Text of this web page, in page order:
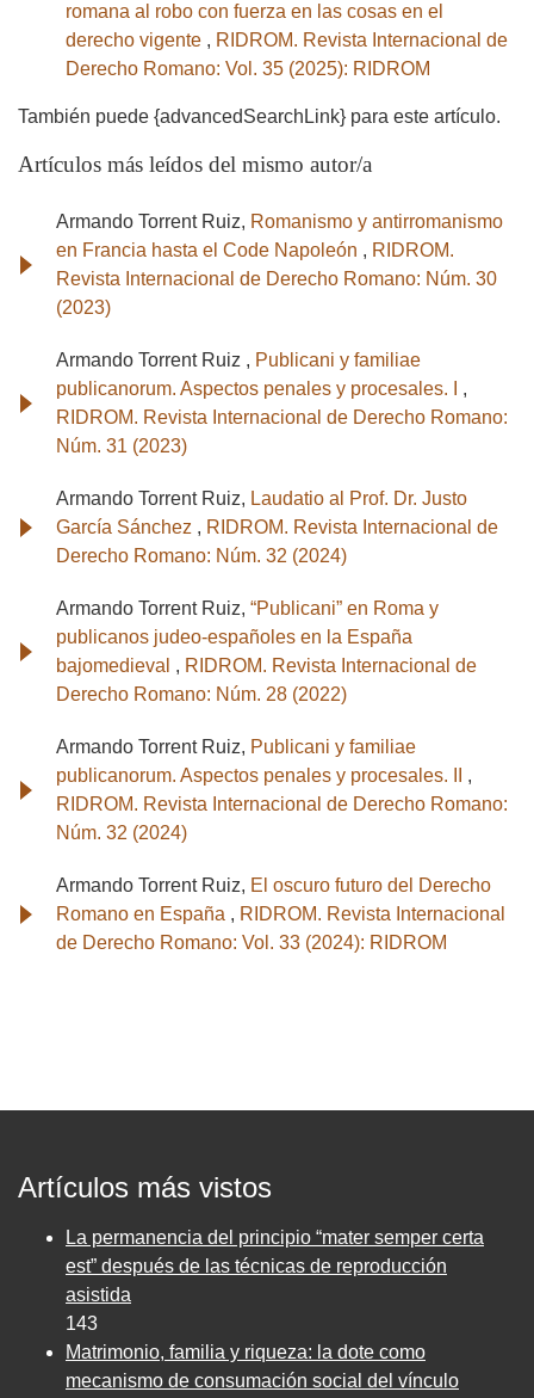
romana al robo con fuerza en las cosas en el
derecho vigente , RIDROM. Revista Internacional de
Derecho Romano: Vol. 35 (2025): RIDROM
También puede {advancedSearchLink} para este artículo.
Artículos más leídos del mismo autor/a
Armando Torrent Ruiz, Romanismo y antirromanismo
en Francia hasta el Code Napoleón , RIDROM.
Revista Internacional de Derecho Romano: Núm. 30
(2023)
Armando Torrent Ruiz , Publicani y familiae
publicanorum. Aspectos penales y procesales. I ,
RIDROM. Revista Internacional de Derecho Romano:
Núm. 31 (2023)
Armando Torrent Ruiz, Laudatio al Prof. Dr. Justo
García Sánchez , RIDROM. Revista Internacional de
Derecho Romano: Núm. 32 (2024)
Armando Torrent Ruiz, “Publicani” en Roma y
publicanos judeo-españoles en la España
bajomedieval , RIDROM. Revista Internacional de
Derecho Romano: Núm. 28 (2022)
Armando Torrent Ruiz, Publicani y familiae
publicanorum. Aspectos penales y procesales. II ,
RIDROM. Revista Internacional de Derecho Romano:
Núm. 32 (2024)
Armando Torrent Ruiz, El oscuro futuro del Derecho
Romano en España , RIDROM. Revista Internacional
de Derecho Romano: Vol. 33 (2024): RIDROM
Artículos más vistos
La permanencia del principio “mater semper certa
est” después de las técnicas de reproducción
asistida
143
Matrimonio, familia y riqueza: la dote como
mecanismo de consumación social del vínculo